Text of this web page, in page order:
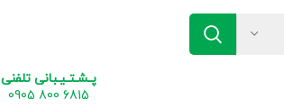
پـشـتـیـبانی تلفنی
6815 800 0905